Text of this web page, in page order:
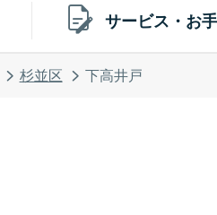
サービス・お
杉並区 下高井戸